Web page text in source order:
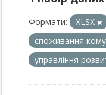
Формати: XLSX
споживання
управління